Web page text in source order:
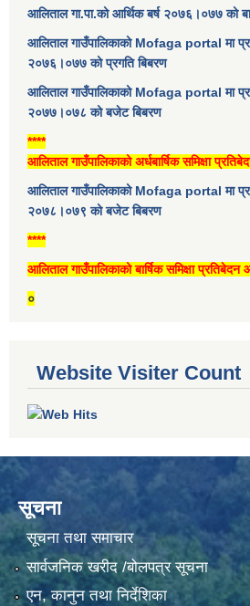
आलिताल गा.पा.को आर्थिक बर्ष २०७६।०७७ को
आलिताल गाउँपालिकाको Mofaga portal मा
२०७६।०७७ को प्रगति बिबरण
आलिताल गाउँपालिकाको Mofaga portal मा
२०७७।०७८ को बजेट बिबरण
****
आलिताल गाउँपालिकाको अर्धबार्षिक समिक्षा
आलिताल गाउँपालिकाको Mofaga portal मा
२०७८।०७९ को बजेट बिबरण
****
आलिताल गाउँपालिकाको बार्षिक समिक्षा
०
Website Visiter Count
सूचना
सूचना तथा समाचार
सार्वजनिक खरीद /बोलपत्र सूचना
एन, कानुन तथा निर्देशिका